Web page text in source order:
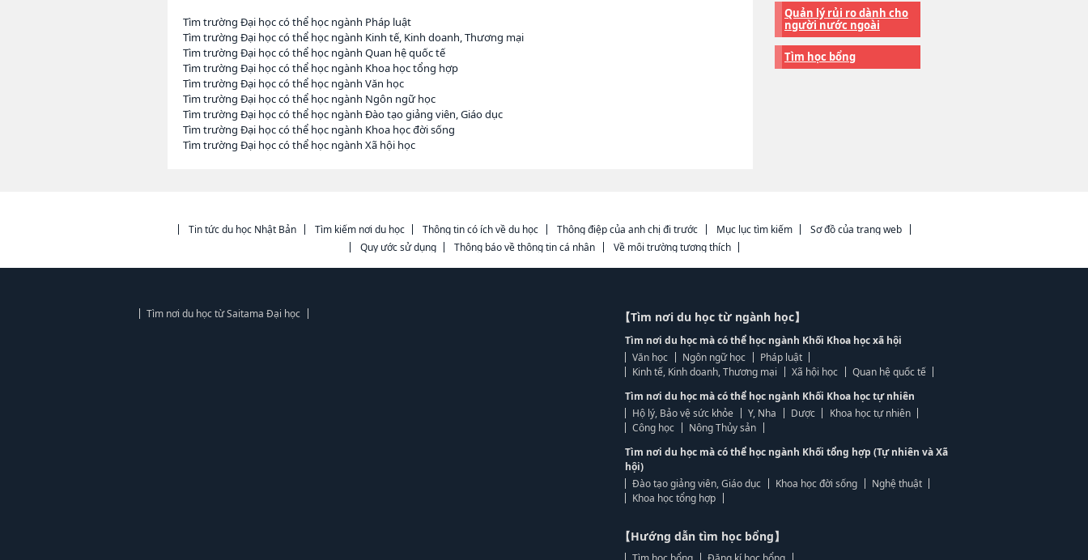
Tìm trường Đại học có thể học ngành Pháp luật
Tìm trường Đại học có thể học ngành Kinh tế, Kinh doanh, Thương mại
Tìm trường Đại học có thể học ngành Quan hệ quốc tế
Tìm trường Đại học có thể học ngành Khoa học tổng hợp
Tìm trường Đại học có thể học ngành Văn học
Tìm trường Đại học có thể học ngành Ngôn ngữ học
Tìm trường Đại học có thể học ngành Đào tạo giảng viên, Giáo dục
Tìm trường Đại học có thể học ngành Khoa học đời sống
Tìm trường Đại học có thể học ngành Xã hội học
Quản lý rủi ro dành cho
người nước ngoài
Tìm học bổng
Tin tức du học Nhật Bản Tìm kiếm nơi du học Thông tin có ích về du học Thông điệp của anh chị đi trước Mục lục tìm kiếm
Sơ đồ của trang web
Quy ước sử dụng
Thông báo về thông tin cá nhân Về môi trường tương thích
Tìm nơi du học từ Saitama Đại học 【Tìm nơi du học từ ngành học】
Tìm nơi du học mà có thể học ngành Khối Khoa học xã hội
Văn học
Ngôn ngữ học
Pháp luật
Kinh tế, Kinh doanh, Thương mại
Xã hội học
Quan hệ quốc tế
Tìm nơi du học mà có thể học ngành Khối Khoa học tự nhiên
Hộ lý, Bảo vệ sức khỏe
Y, Nha Dược
Khoa học tự nhiên
Công học
Nông Thủy sản
Tìm nơi du học mà có thể học ngành Khối tổng hợp (Tự nhiên và Xã
hội)
Đào tạo giảng viên, Giáo dục
Khoa học đời sống
Nghệ thuật
Khoa học tổng hợp
【Hướng dẫn tìm học bổng】